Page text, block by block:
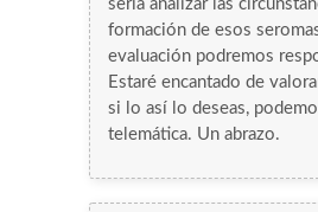
sería analizar las
formación de esos
evaluación podremos
Estaré encantado de
si lo así lo deseas,
telemática. Un abrazo.